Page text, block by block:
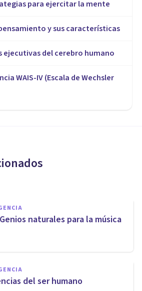
para ejercitar la mente
y sus características
ejecutivas del cerebro humano
WAIS-IV (Escala de Wechsler
naturales para la música
del ser humano
cuando
comparten
falso